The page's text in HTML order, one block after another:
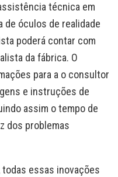
técnica em
de óculos de realidade
poderá contar com
da fábrica. O
para a o consultor
e instruções de
assim o tempo de
dos problemas
essas inovações